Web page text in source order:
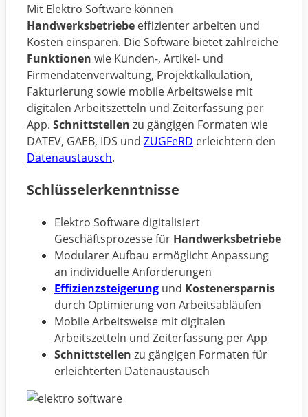
Mit Elektro Software können
Handwerksbetriebe effizienter arbeiten und
Kosten einsparen. Die Software bietet zahlreiche
Funktionen wie Kunden-, Artikel- und
Firmendatenverwaltung, Projektkalkulation,
Fakturierung sowie mobile Arbeitsweise mit
digitalen Arbeitszetteln und Zeiterfassung per
App. Schnittstellen zu gängigen Formaten wie
DATEV, GAEB, IDS und ZUGFeRD erleichtern den
Datenaustausch.
Schlüsselerkenntnisse
Elektro Software digitalisiert
Geschäftsprozesse für Handwerksbetriebe
Modularer Aufbau ermöglicht Anpassung
an individuelle Anforderungen
Effizienzsteigerung und Kostenersparnis
durch Optimierung von Arbeitsabläufen
Mobile Arbeitsweise mit digitalen
Arbeitszetteln und Zeiterfassung per App
Schnittstellen zu gängigen Formaten für
erleichterten Datenaustausch